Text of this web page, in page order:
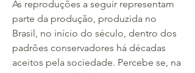
As reproduções a seguir representam
parte da produção, produzida no
Brasil, no início do século, dentro dos
padrões conservadores há décadas
aceitos pela sociedade. Percebe se, na